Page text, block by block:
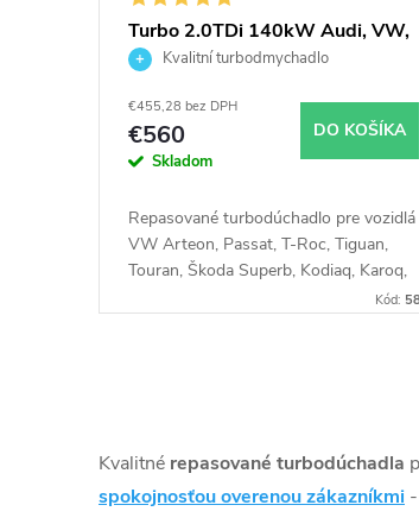
o
k
o
v
Turbo 2.0TDi 140kW Audi, VW,
Seat, Škoda KKK 53039700621
Kvalitní turbodmychadlo
€455,28 bez DPH
€560
Skladom
DO KOŠÍKA
Repasované turbodúchadlo pre vozidlá
VW Arteon, Passat, T-Roc, Tiguan,
Touran, Škoda Superb, Kodiaq, Karoq,
Kód:
v
l
Kvalitné repasované turbodúchadla
spokojnosťou overenou zákazníkmi